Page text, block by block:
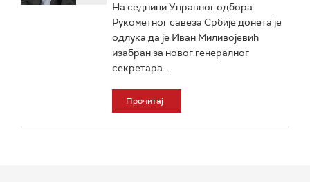
На седници Управног одбора
Рукометног савеза Србије донета је
одлука да је Иван Миливојевић
изабран за новог генералног
секретара...
Прочитај